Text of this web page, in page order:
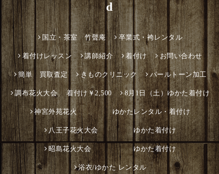
d
国立・茶室 竹聲庵 卒業式・袴レンタル
着付けレッスン 講師紹介 着付け お問い合わせ
簡単 買取査定 きものクリニック パールトーン加工
調布花火大会 着付け￥2,500 8月1日（土）ゆかた着付け
神宮外苑花火 ゆかたレンタル・着付け
八王子花火大会 ゆかた着付け
昭島花火大会 ゆかた着付け
浴衣/ゆかた レンタル